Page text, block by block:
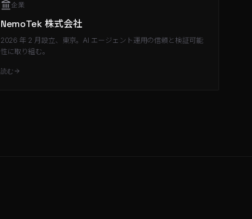
企業
NemoTek 株式会社
2026 年 2 月設立、東京。AI エージェント運用の信頼と検証可能
性に取り組む。
読む